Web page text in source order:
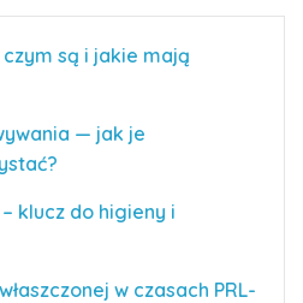
są i jakie mają
— jak je
klucz do higieny i
w czasach PRL-